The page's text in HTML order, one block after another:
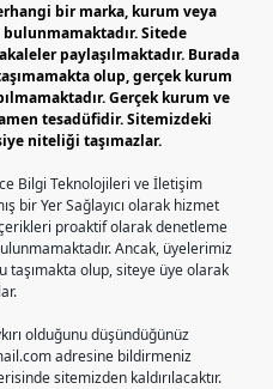
bir marka, kurum veya
Sitede
paylaşılmaktadır. Burada
olup, gerçek kurum
Gerçek kurum ve
tesadüfidir. Sitemizdeki
niteliği taşımazlar.
Bilgi Teknolojileri ve İletişim
bir Yer Sağlayıcı olarak hizmet
proaktif olarak denetleme
Ancak, üyelerimiz
taşımakta olup, siteye üye olarak
olduğunu düşündüğünüz
adresine bildirmeniz
sitemizden kaldırılacaktır.